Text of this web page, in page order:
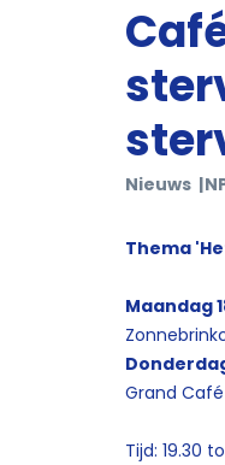
Nieuws
Thema
Maandag
Grand
Tijd: 19.30